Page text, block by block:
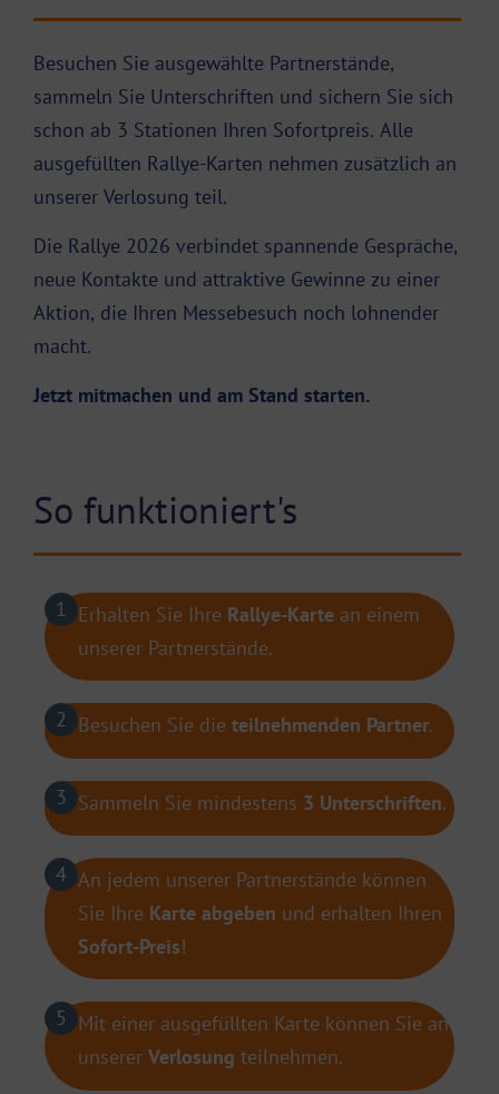
Besuchen Sie ausgewählte Partnerstände,
sammeln Sie Unterschriften und sichern Sie sich
schon ab 3 Stationen Ihren Sofortpreis. Alle
ausgefüllten Rallye-Karten nehmen zusätzlich an
unserer Verlosung teil.
Die Rallye 2026 verbindet spannende Gespräche,
neue Kontakte und attraktive Gewinne zu einer
Aktion, die Ihren Messebesuch noch lohnender
macht.
Jetzt mitmachen und am Stand starten.
So funktioniert's
1 Erhalten Sie Ihre Rallye-Karte an einem
unserer Partnerstände.
2 Besuchen Sie die teilnehmenden Partner.
3 Sammeln Sie mindestens 3 Unterschriften.
4 An jedem unserer Partnerstände können
Sie Ihre Karte abgeben und erhalten Ihren
Sofort-Preis!
5 Mit einer ausgefüllten Karte können Sie an
unserer Verlosung teilnehmen.